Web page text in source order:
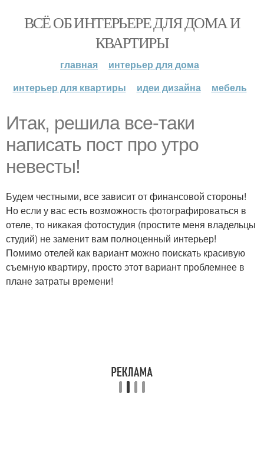
ВСЁ ОБ ИНТЕРЬЕРЕ ДЛЯ ДОМА И
КВАРТИРЫ
главная
интерьер для дома
интерьер для квартиры
идеи дизайна мебель
Итак, решила все-таки
написать пост про утро
невесты!
Будем честными, все зависит от финансовой стороны!
Но если у вас есть возможность фотографироваться в
отеле, то никакая фотостудия (простите меня владельцы
студий) не заменит вам полноценный интерьер!
Помимо отелей как вариант можно поискать красивую
съемную квартиру, просто этот вариант проблемнее в
плане затраты времени!